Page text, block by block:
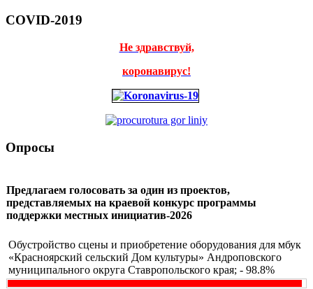
COVID-2019
Не здравствуй,
коронавирус!
Опросы
Предлагаем голосовать за один из проектов,
представляемых на краевой конкурс программы
поддержки местных инициатив-2026
Обустройство сцены и приобретение оборудования для мбук
«Красноярский сельский Дом культуры» Андроповского
муниципального округа Ставропольского края; - 98.8%